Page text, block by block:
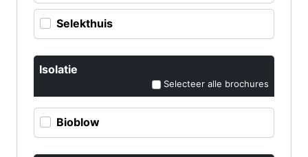
Selekthuis
Isolatie
Selecteer alle brochures
Bioblow